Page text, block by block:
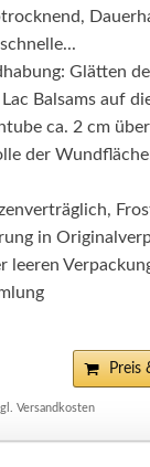
Glätten
Balsams auf
ca. 2 cm
der
in
leeren
Preis
Versandkosten